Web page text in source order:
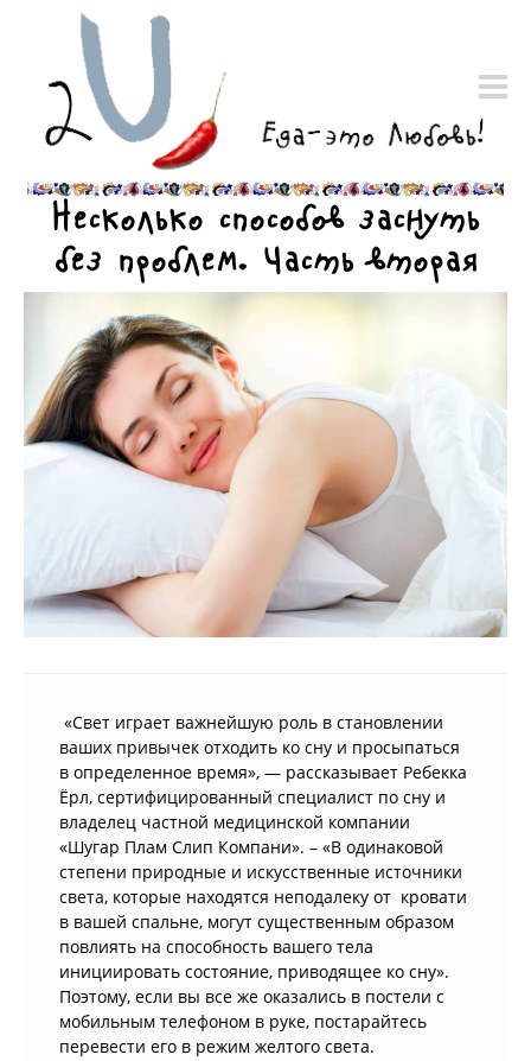
Несколько способов заснуть
без проблем. Часть вторая
«Свет играет важнейшую роль в становлении
ваших привычек отходить ко сну и просыпаться
в определенное время», — рассказывает Ребекка
Ёрл, сертифицированный специалист по сну и
владелец частной медицинской компании
«Шугар Плам Слип Компани». – «В одинаковой
степени природные и искусственные источники
света, которые находятся неподалеку от кровати
в вашей спальне, могут существенным образом
повлиять на способность вашего тела
инициировать состояние, приводящее ко сну».
Поэтому, если вы все же оказались в постели с
мобильным телефоном в руке, постарайтесь
перевести его в режим желтого света.